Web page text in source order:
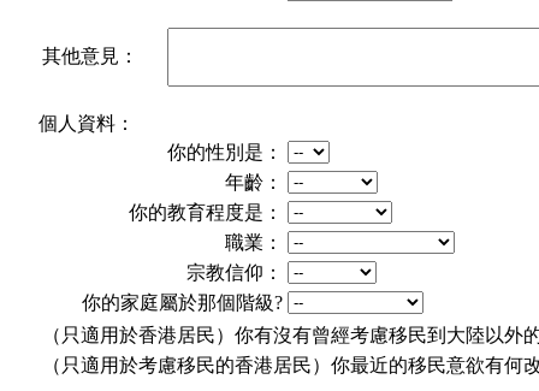
其他意見：
個人資料：
你的性別是：
年齡：
你的教育程度是：
職業：
宗教信仰：
你的家庭屬於那個階級?
（只適用於香港居民）你有沒有曾經考慮移民到大陸以外
（只適用於考慮移民的香港居民）你最近的移民意欲有何